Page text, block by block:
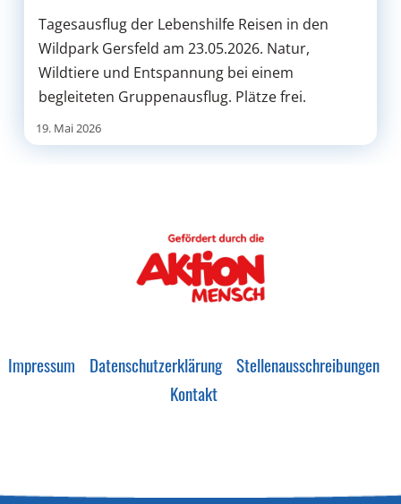
Tagesausflug der Lebenshilfe Reisen in den
Wildpark Gersfeld am 23.05.2026. Natur,
Wildtiere und Entspannung bei einem
begleiteten Gruppenausflug. Plätze frei.
19. Mai 2026
Impressum Datenschutzerklärung Stellenausschreibungen
Kontakt